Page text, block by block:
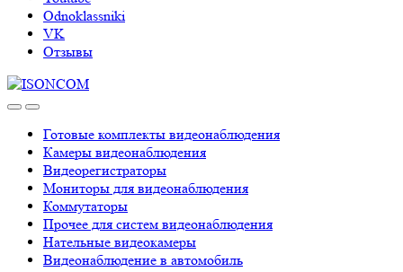
Odnoklassniki
VK
Отзывы
Готовые комплекты видеонаблюдения
Камеры видеонаблюдения
Видеорегистраторы
Мониторы для видеонаблюдения
Коммутаторы
Прочее для систем видеонаблюдения
Нательные видеокамеры
Видеонаблюдение в автомобиль